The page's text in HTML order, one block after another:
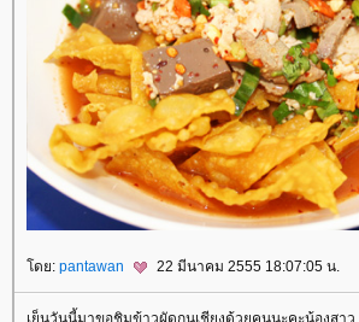
ดย: pantawan 22 มีนาคม 2555 18:07:05 น.
เย็นวันนี้มาขอชิมข้าวผัดกุนเชียงด้วยคนนะคะน้องสาว